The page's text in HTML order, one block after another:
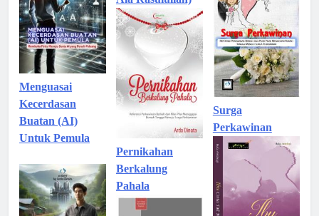
Menguasai
Kecerdasan
Buatan (AI)
Untuk Pemula
Pernikahan
Berkalung
Pahala
Surga
Perkawinan